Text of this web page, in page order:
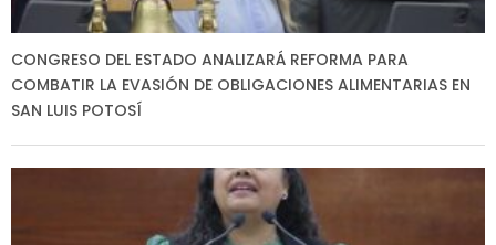
CONGRESO DEL ESTADO ANALIZARÁ REFORMA PARA
COMBATIR LA EVASIÓN DE OBLIGACIONES ALIMENTARIAS EN
SAN LUIS POTOSÍ